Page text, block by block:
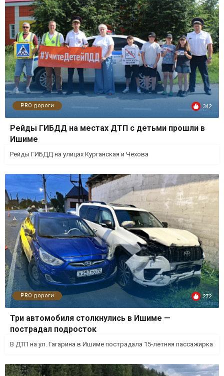
PRO дороги 342
Рейды ГИБДД на местах ДТП с детьми прошли в
Ишиме
Рейды ГИБДД на улицах Курганская и Чехова
PRO дороги 272
Три автомобиля столкнулись в Ишиме —
пострадал подросток
В ДТП на ул. Гагарина в Ишиме пострадала 15-летняя пассажирка